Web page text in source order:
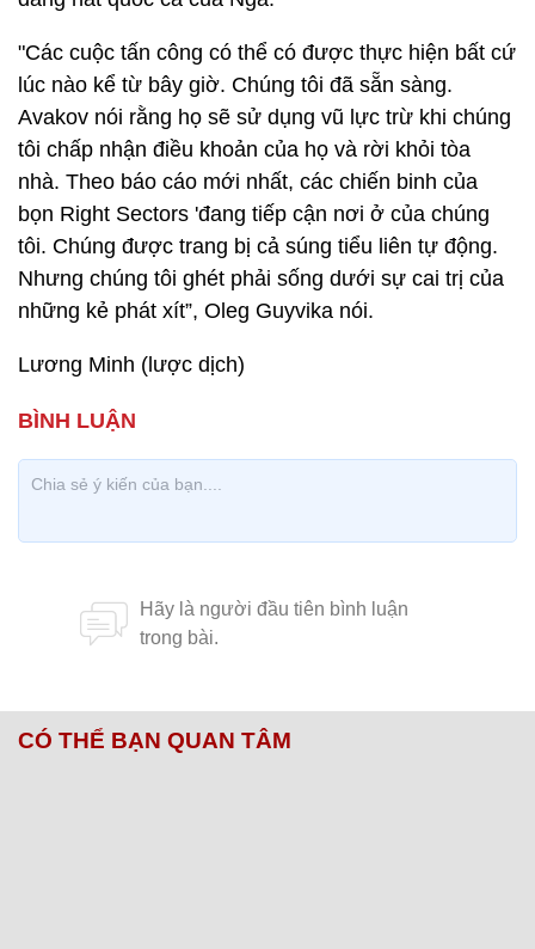
"Các cuộc tấn công có thể có được thực hiện bất cứ
lúc nào kể từ bây giờ. Chúng tôi đã sẵn sàng.
Avakov nói rằng họ sẽ sử dụng vũ lực trừ khi chúng
tôi chấp nhận điều khoản của họ và rời khỏi tòa
nhà. Theo báo cáo mới nhất, các chiến binh của
bọn Right Sectors 'đang tiếp cận nơi ở của chúng
tôi. Chúng được trang bị cả súng tiểu liên tự động.
Nhưng chúng tôi ghét phải sống dưới sự cai trị của
những kẻ phát xít”, Oleg Guyvika nói.
Lương Minh (lược dịch)
CÓ THỂ BẠN QUAN TÂM